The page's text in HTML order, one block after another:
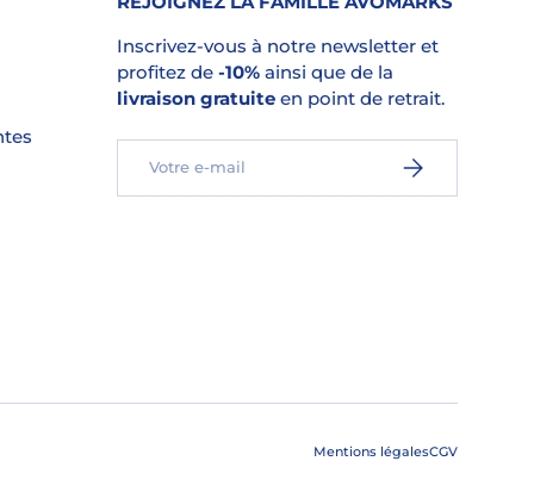
Inscrivez-vous à notre newsletter et
profitez de -10%ainsi que de la
livraison gratuiteen point de retrait.
S’INSCRIRE
Mentions légalesCGV